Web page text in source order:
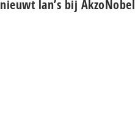
lan’s bij AkzoNobel